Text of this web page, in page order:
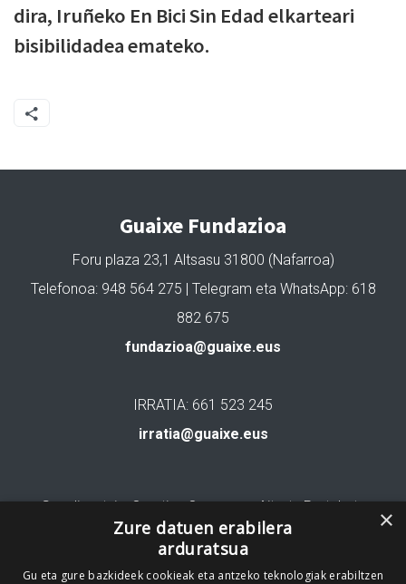
dira, Iruñeko En Bici Sin Edad elkarteari
bisibilidadea emateko.
Guaixe Fundazioa
Foru plaza 23,1 Altsasu 31800 (Nafarroa)
Telefonoa: 948 564 275 | Telegram eta WhatsApp: 618
882 675
fundazioa@guaixe.eus
IRRATIA: 661 523 245
irratia@guaixe.eus
Gure lizentzia: Creative Commons Aitortu Partekatu
Codesyntaxek garatua
×
Zure datuen erabilera
arduratsua
Gu eta gure bazkideek cookieak eta antzeko teknologiak erabiltzen